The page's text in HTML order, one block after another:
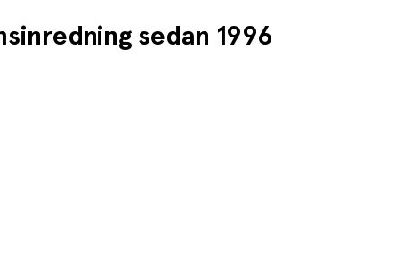
sedan 1996